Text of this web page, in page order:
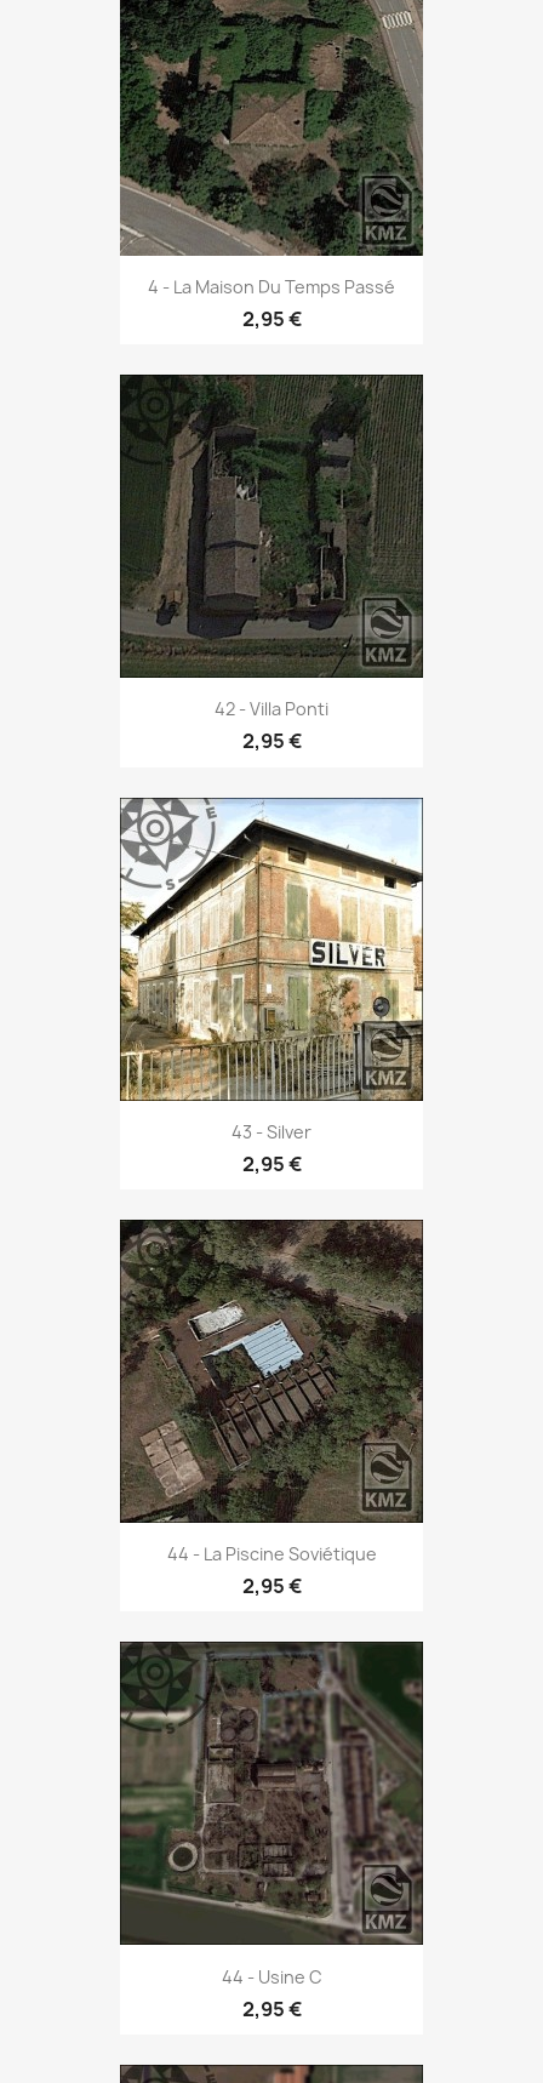
4 - La Maison Du Temps Passé
2,95 €
42 - Villa Ponti
2,95 €
43 - Silver
2,95 €
44 - La Piscine Soviétique
2,95 €
44 - Usine C
2,95 €